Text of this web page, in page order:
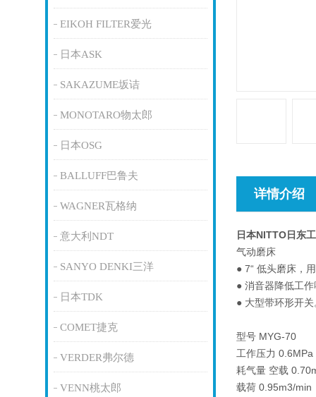
EIKOH FILTER爱光
日本ASK
SAKAZUME坂诘
MONOTARO物太郎
日本OSG
BALLUFF巴鲁夫
WAGNER瓦格纳
意大利NDT
SANYO DENKI三洋
日本TDK
COMET捷克
VERDER弗尔德
VENN桃太郎
详情介绍
日本NITTO日东
气动磨床
● 7“ 低头磨床，
● 消音器降低工
● 大型带环形开关
型号 MYG-70
工作压力 0.6MPa
耗气量 空载
载荷 0.95m3/min